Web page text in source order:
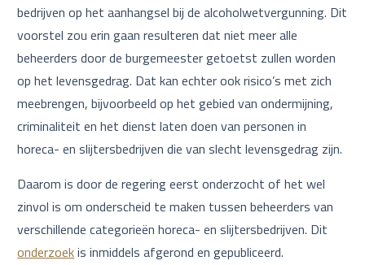
bedrijven op het aanhangsel bij de alcoholwetvergunning. Dit
voorstel zou erin gaan resulteren dat niet meer alle
beheerders door de burgemeester getoetst zullen worden
op het levensgedrag. Dat kan echter ook risico’s met zich
meebrengen, bijvoorbeeld op het gebied van ondermijning,
criminaliteit en het dienst laten doen van personen in
horeca- en slijtersbedrijven die van slecht levensgedrag zijn.
Daarom is door de regering eerst onderzocht of het wel
zinvol is om onderscheid te maken tussen beheerders van
verschillende categorieën horeca- en slijtersbedrijven. Dit
onderzoekis inmiddels afgerond en gepubliceerd.